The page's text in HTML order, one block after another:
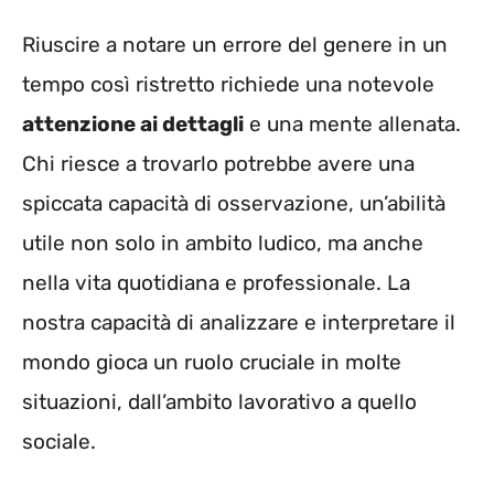
Riuscire a notare un errore del genere in un
tempo così ristretto richiede una notevole
attenzione ai dettagli e una mente allenata.
Chi riesce a trovarlo potrebbe avere una
spiccata capacità di osservazione, un’abilità
utile non solo in ambito ludico, ma anche
nella vita quotidiana e professionale. La
nostra capacità di analizzare e interpretare il
mondo gioca un ruolo cruciale in molte
situazioni, dall’ambito lavorativo a quello
sociale.